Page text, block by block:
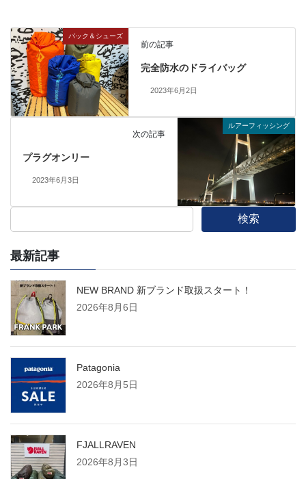
パック＆シューズ
前の記事
完全防水のドライバッグ
2023年6月2日
ルアーフィッシング
次の記事
プラグオンリー
2023年6月3日
検索
最新記事
NEW BRAND 新ブランド取扱スタート！
2026年8月6日
Patagonia
2026年8月5日
FJALLRAVEN
2026年8月3日